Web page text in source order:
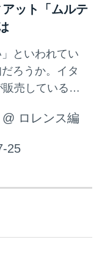
ット「ムルテ
」といわれてい
ろうか。イタ
販売しているム
う車だ。なぜ
とは言い難い…
われる車が人
な車の魅力に
@ ロレンス編